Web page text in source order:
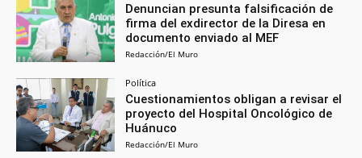
Denuncian presunta falsificación de
firma del exdirector de la Diresa en
documento enviado al MEF
Redacción/El Muro
Política
Cuestionamientos obligan a revisar el
proyecto del Hospital Oncológico de
Huánuco
Redacción/El Muro